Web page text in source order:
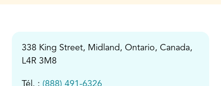
338 King Street, Midland, Ontario, Canada,
L4R 3M8
Tél. : (888) 491-6326